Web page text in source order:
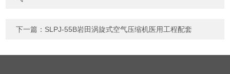
下一篇： SLPJ-55B岩田涡旋式空气压缩机医用工程配套